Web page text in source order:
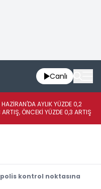
Canlı
AYLIK YÜZDE 0,2
ARTIŞ, ÖNCEKİ YÜZDE 0,3 ARTIŞ
kontrol noktasına